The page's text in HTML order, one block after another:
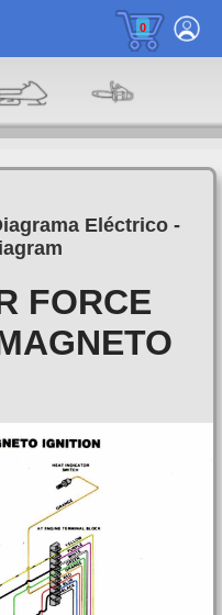
0
Eléctrico -
FORCE